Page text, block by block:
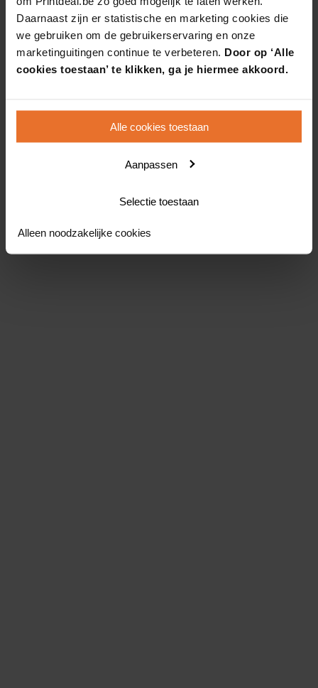
Daarnaast zijn er statistische en marketing cookies die
we gebruiken om de gebruikerservaring en onze
marketinguitingen continue te verbeteren. Door op ‘Alle
cookies toestaan’ te klikken, ga je hiermee akkoord.
Alle cookies toestaan
Aanpassen
Selectie toestaan
Alleen noodzakelijke cookies